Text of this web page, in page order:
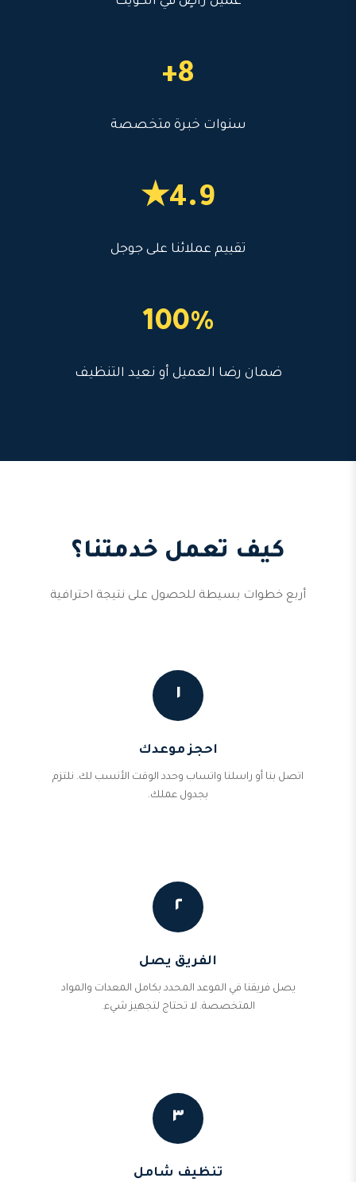
8+
سنوات خبرة متخصصة
4.9★
تقييم عملائنا على جوجل
100%
ضمان رضا العميل أو نعيد التنظيف
كيف تعمل خدمتنا؟
أربع خطوات بسيطة للحصول على نتيجة احترافية
١
احجز موعدك
اتصل بنا أو راسلنا واتساب وحدد الوقت الأنسب لك. نلتزم
بجدول عملك.
٢
الفريق يصل
يصل فريقنا في الموعد المحدد بكامل المعدات والمواد
المتخصصة. لا تحتاج لتجهيز شيء.
٣
تنظيف شامل